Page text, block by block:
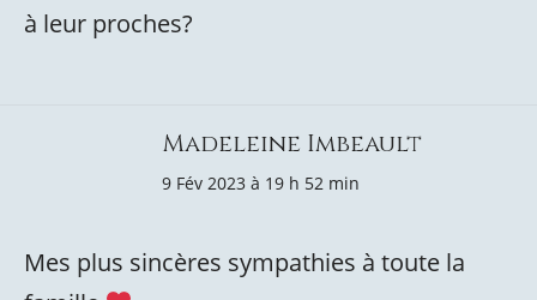
à leur proches?
Madeleine Imbeault
9 Fév 2023 à 19 h 52 min
Mes plus sincères sympathies à toute la